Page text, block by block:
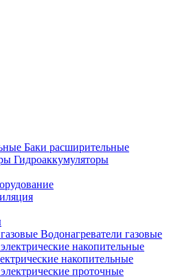
Баки расширительные
Гидроаккумуляторы
Водонагреватели газовые
накопительные